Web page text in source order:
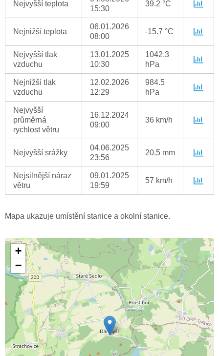
Nejvyšší teplota
15:30
39.2 °C
Nejnižší teplota
06.01.2026
08:00
-15.7 °C
Nejvyšší tlak
vzduchu
13.01.2025
10:30
1042.3
hPa
Nejnižší tlak
vzduchu
12.02.2026
12:29
984.5
hPa
Nejvyšší
průměrná
rychlost větru
16.12.2024
09:00
36 km/h
Nejvyšší srážky
04.06.2025
23:56
20.5 mm
Nejsilnější náraz
větru
09.01.2025
19:59
57 km/h
Mapa ukazuje umístění stanice a okolní stanice.
+
−